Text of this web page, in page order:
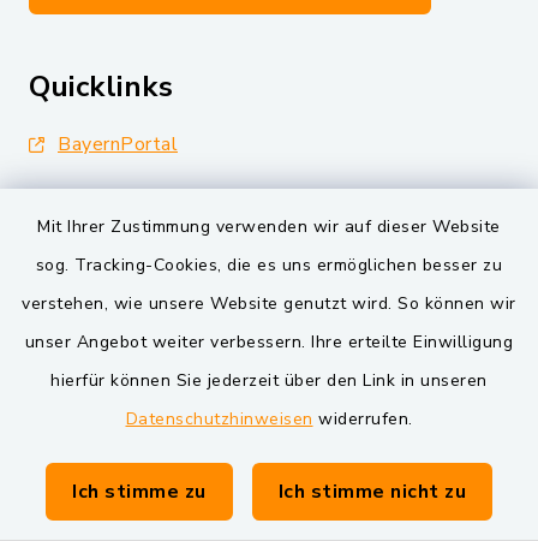
Mit Ihrer Zustimmung verwenden wir auf dieser Website
sog. Tracking-Cookies, die es uns ermöglichen besser zu
verstehen, wie unsere Website genutzt wird. So können wir
unser Angebot weiter verbessern. Ihre erteilte Einwilligung
hierfür können Sie jederzeit über den Link in unseren
Datenschutzhinweisen widerrufen.
Ich stimme zu Ich stimme nicht zu
Quicklinks
BayernPortal
Landkreis Schwandorf
VG und Gemeinden
Markt Schwarzenfeld
Gemeinde Schwarzach bei Nabburg
Verwaltungsgemeinschaft Schwarzenfeld